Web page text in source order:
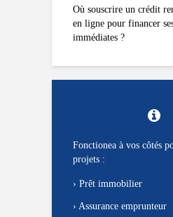
Où souscrire un crédit
en ligne pour financer
immédiates ?
Fonctionea à vos côtés
projets :
› Prêt immobilier
› Assurance emprunteur